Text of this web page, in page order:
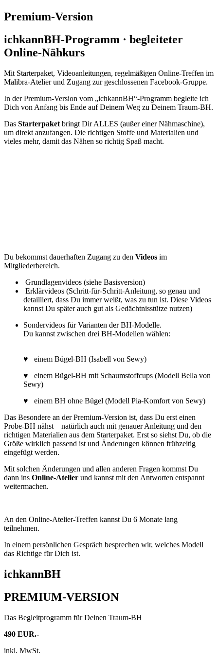
Premium-Version
ichkannBH-Programm · begleiteter
Online-Nähkurs
Mit Starterpaket, Videoanleitungen, regelmäßigen Online-Treffen im
Malibra-Atelier und Zugang zur geschlossenen Facebook-Gruppe.
In der Premium-Version vom „ichkannBH“-Programm begleite ich
Dich von Anfang bis Ende auf Deinem Weg zu Deinem Traum-BH.
Das Starterpaket bringt Dir ALLES (außer einer Nähmaschine),
um direkt anzufangen. Die richtigen Stoffe und Materialien und
vieles mehr, damit das Nähen so richtig Spaß macht.
Du bekommst dauerhaften Zugang zu den Videos im
Mitgliederbereich.
Grundlagenvideos (siehe Basisversion)
Erklärvideos (Schritt-für-Schritt-Anleitung, so genau und
detailliert, dass Du immer weißt, was zu tun ist. Diese Videos
kannst Du später auch gut als Gedächtnisstütze nutzen)
Sondervideos für Varianten der BH-Modelle.
Du kannst zwischen drei BH-Modellen wählen:
♥ einem Bügel-BH (Isabell von Sewy)
♥ einem Bügel-BH mit Schaumstoffcups (Modell Bella von
Sewy)
♥ einem BH ohne Bügel (Modell Pia-Komfort von Sewy)
Das Besondere an der Premium-Version ist, dass Du erst einen
Probe-BH nähst – natürlich auch mit genauer Anleitung und den
richtigen Materialien aus dem Starterpaket. Erst so siehst Du, ob die
Größe wirklich passend ist und Änderungen können frühzeitig
eingefügt werden.
Mit solchen Änderungen und allen anderen Fragen kommst Du
dann ins Online-Atelier und kannst mit den Antworten entspannt
weitermachen.
An den Online-Atelier-Treffen kannst Du 6 Monate lang
teilnehmen.
In einem persönlichen Gespräch besprechen wir, welches Modell
das Richtige für Dich ist.
ichkannBH
PREMIUM-VERSION
Das Begleitprogramm für Deinen Traum-BH
490 EUR.-
inkl. MwSt.